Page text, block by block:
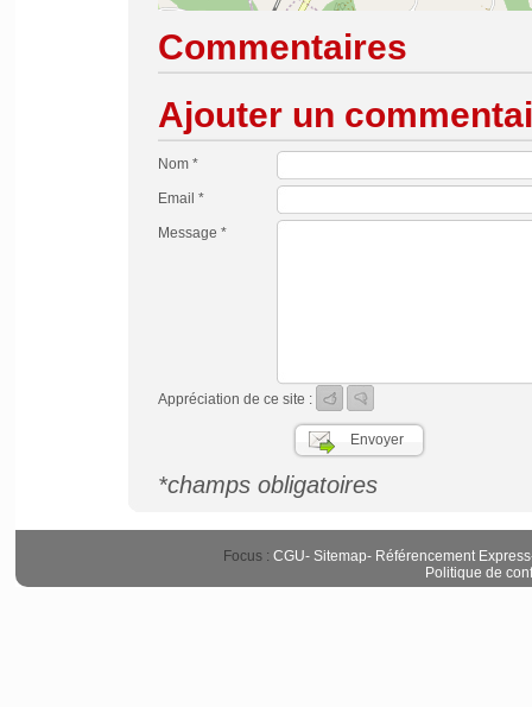
Commentaires
Ajouter un
Nom *
Email *
Message *
Appréciation de ce site :
*champs obligatoires
Focus : CGU- Sitemap- Référencement Express
Politique de